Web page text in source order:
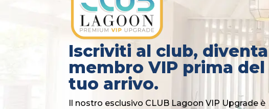
Iscriviti al club, diventa
membro VIP prima del
tuo arrivo.
Il nostro esclusivo CLUB Lagoon VIP Upgrade è